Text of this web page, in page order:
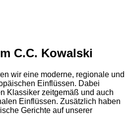
C.C. Kowalski
wir eine moderne, regionale und
Einflüssen. Dabei
Klassiker zeitgemäß und auch
Einflüssen. Zusätzlich haben
Gerichte auf unserer